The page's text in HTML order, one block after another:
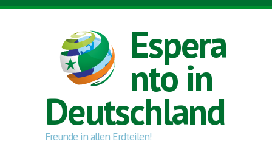
Direkt zum Inhalt
Espera
nto in
Deutschland
Freunde in allen Erdteilen!